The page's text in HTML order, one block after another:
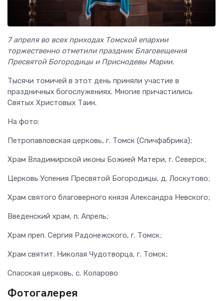
7 апреля во всех приходах Томской епархии
торжественно отметили праздник Благовещения
Пресвятой Богородицы и Приснодевы Марии.
Тысячи томичей в этот день приняли участие в
праздничных богослужениях. Многие причастились
Святых Христовых Таин.
На фото:
Петропавловская церковь, г. Томск (Спичфабрика);
Храм Владимирской иконы Божией Матери, г. Северск;
Церковь Успения Пресвятой Богородицы, д. Лоскутово;
Храм святого благоверного князя Александра Невского;
Введенский храм, п. Апрель;
Храм преп. Сергия Радонежского, г. Томск;
Храм святит. Николая Чудотворца, г. Томск;
Спасская церковь, с. Коларово
Фотогалерея